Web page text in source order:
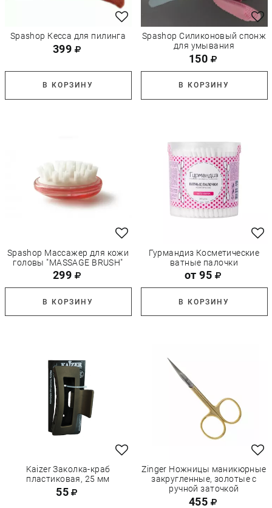
Spashop Кесса для пилинга
399
В КОРЗИНУ
Spashop Силиконовый спонж
для умывания
150
В КОРЗИНУ
Spashop Массажер для кожи
головы "MASSAGE BRUSH"
299
В КОРЗИНУ
Гурмандиз Косметические
ватные палочки
от 95
В КОРЗИНУ
Kaizer Заколка-краб
пластиковая, 25 мм
55
Zinger Ножницы маникюрные
закругленные, золотые с
ручной заточкой
455